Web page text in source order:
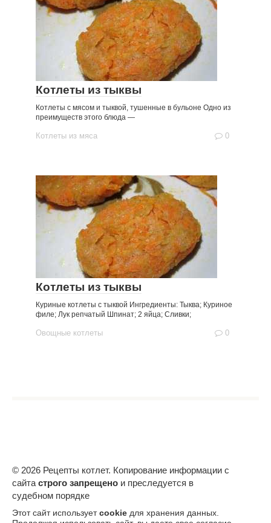
Котлеты из тыквы
Котлеты с мясом и тыквой, тушенные в бульоне Одно из
преимуществ этого блюда —
Котлеты из мяса 0
Котлеты из тыквы
Куриные котлеты с тыквой Ингредиенты: Тыква; Куриное
филе; Лук репчатый Шпинат; 2 яйца; Сливки;
Овощные котлеты 0
© 2026 Рецепты котлет. Копирование информации с
сайта строго запрещено и преследуется в
судебном порядке
Этот сайт использует cookie для хранения данных.